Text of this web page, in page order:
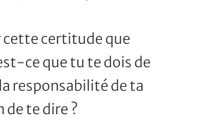
cette certitude que
ce que tu te dois de
responsabilité de ta
de te dire ?